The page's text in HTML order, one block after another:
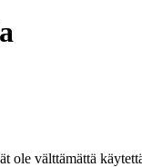
ole välttämättä